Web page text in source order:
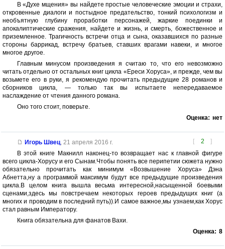
В «Духе мщения» вы найдете простые человеческие эмоции и страхи,
откровенные диалоги и постыдное предательство, тонкий психологизм и
необъятную глубину проработки персонажей, жаркие поединки и
апокалиптические сражения, найдете и жизнь, и смерть, божественное и
приземленное. Трагичность встречи отца и сына, оказавшихся по разные
стороны баррикад, встречу братьев, ставших врагами навеки, и многое
многое другое.
Главным минусом произведения я считаю то, что его невозможно
читать отдельно от остальных книг цикла «Ереси Хоруса», и прежде, чем вы
возьмете его в руки, я рекомендую прочитать предыдущие 28 романов и
сборников цикла, — только так вы испытаете непередаваемое
наслаждение от чтения данного романа.
Оно того стоит, поверьте.
Оценка: нет
[ 2 ]
Игорь Швец, 21 апреля 2016 г.
В этой книге Макнилл наконец-то возвращает нас к главной фигуре
всего цикла-Хорусу и его Сынам.Чтобы понять все перипетии сюжета нужно
обязательно прочитать как минимум «Возвышение Хоруса» Дэна
Абнетта,ну а программой максимум будут все предыдущие произведения
цикла.В целом книга вышла весьма интересной,насыщенной боевыми
сценами,здесь мы повстречаем некоторых героев предыдущих книг (а
многих и проводим в последний путь)).И самое важное,мы узнаем,как Хорус
стал равным Императору.
Книга обязательна для фанатов Вахи.
Оценка: 8